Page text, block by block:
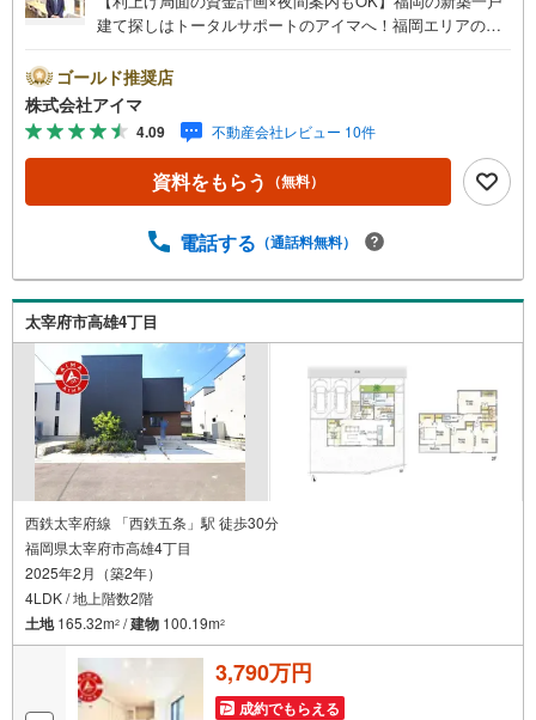
建て探しはトータルサポートのアイマへ！福岡エリアの最
画」から「物件選び」まで全力でバックアップいたしま
す。＼株式会社アイマが選ばれる2大サポート/【プロ目線
のローンの提案力】大手ネット銀行をはじめ多数の金融機
関と提携。お借入期間「最長50年」のプランや今注目の低
金利プランなど、購入後の生活にゆとりを持たせるための
最適な資金計画をご提案します。【フットワーク軽い安心
いて移動が大変」という方も大歓迎。平日・夜間の現地案
いたします。まずは『見るだけ』『ローン相談だけ』でも
大歓迎。お客様のペースを最優先し、無理な営業は一切行
いません。お客様のライフスタイルに合わせた快適な住ま
い探しをお手伝いいたします。まずはお気軽にお問い合わ
せくださいませ。
ゴールド推奨店
株式会社アイマ
4.09 不動産会社レビュー 10件
資料をもらう （無料）
電話する （通話料無料）
太宰府市高雄4丁目
西鉄太宰府線 「西鉄五条」駅 徒歩30分
福岡県太宰府市高雄4丁目
2025年2月（築2年）
4LDK / 地上階数2階
土地165.32m2 /建物 100.19m2
3,790万円
成約でもらえる